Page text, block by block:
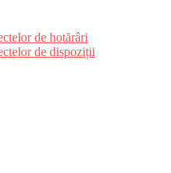
de hotărâri
de dispoziții